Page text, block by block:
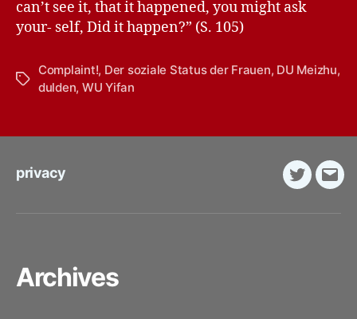
can’t see it, that it happened, you might ask
your- self, Did it happen?” (S. 105)
Tags
Complaint!, Der soziale Status der Frauen, DU Meizhu,
dulden, WU Yifan
privacy
Twitter
E-
Archives